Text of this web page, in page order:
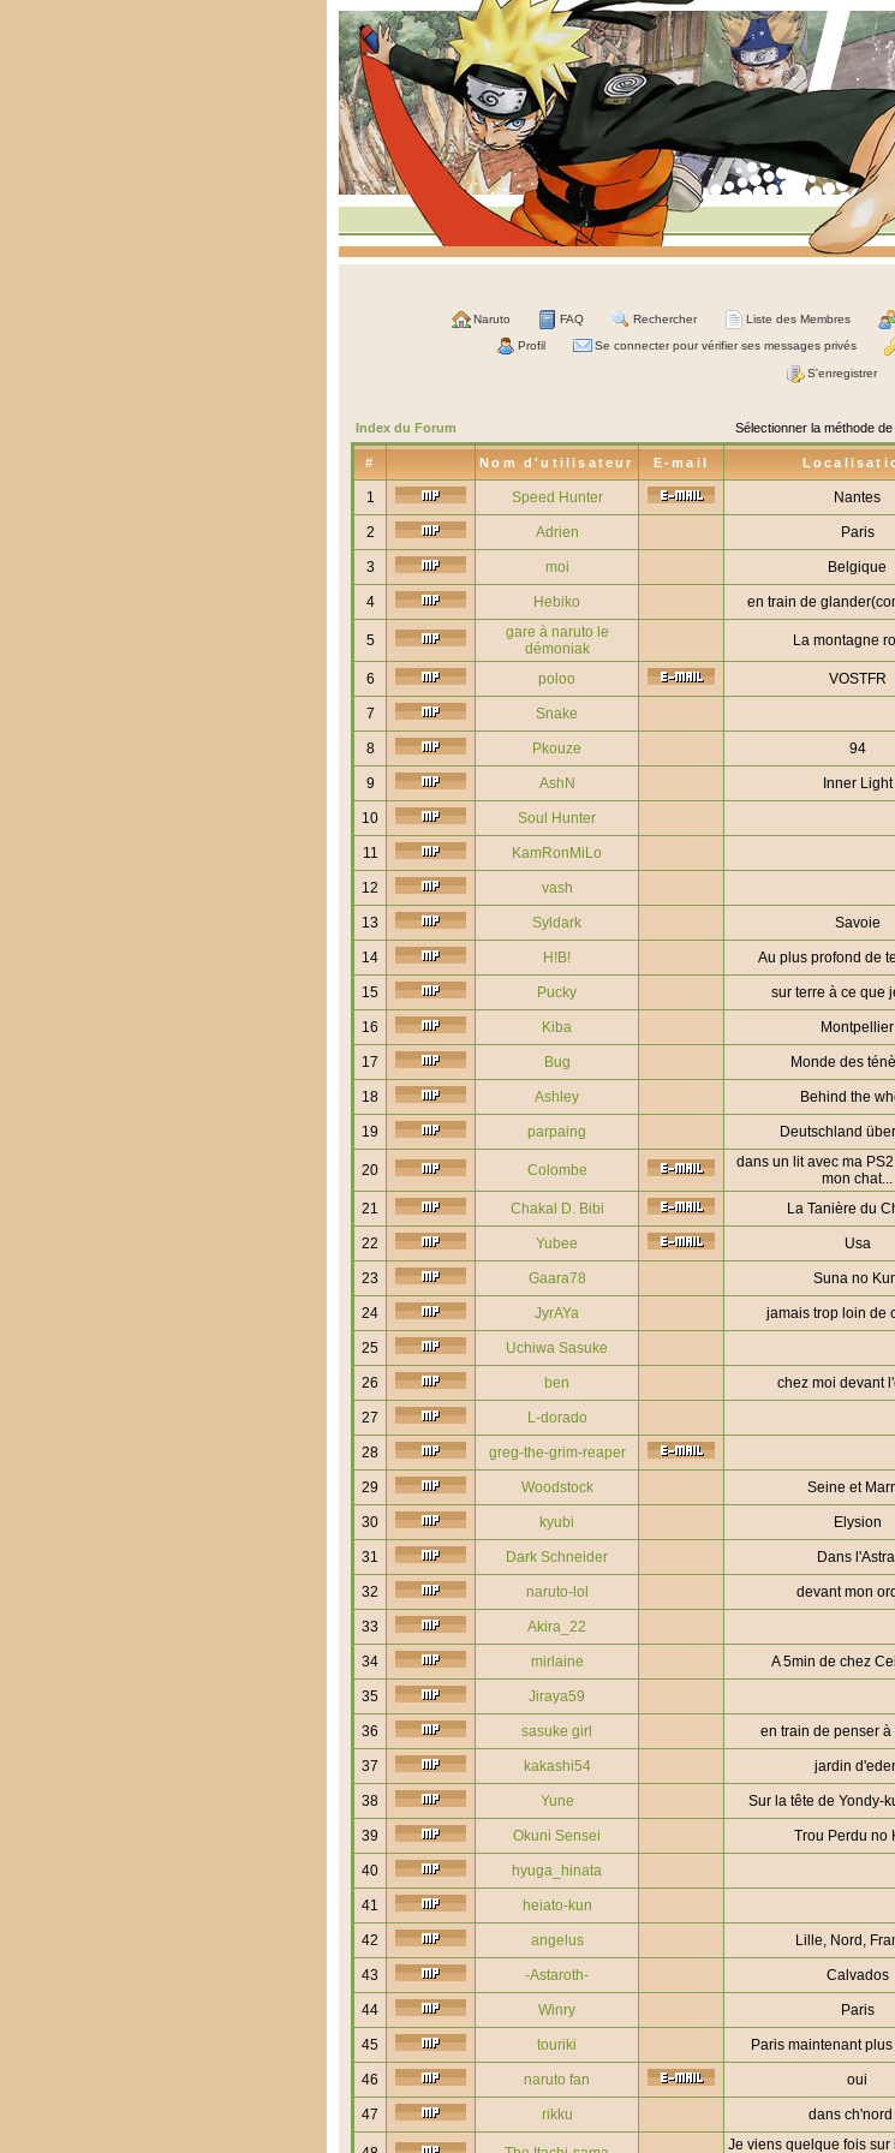
Naruto FAQ Rechercher Liste des Membres
Profil Se connecter pour vérifier ses messages privés
S'enregistrer
Index du Forum Sélectionner la méthode de
# Nom d'utilisateur E-mail
1 Speed Hunter Nantes
2 Adrien Paris
3 moi Belgique
4 Hebiko en train de
5
gare à naruto le
démoniak
La montagne
6 poloo VOSTFR
7 Snake
8 Pkouze 94
9 AshN Inner Light
10 Soul Hunter
11 KamRonMiLo
12 vash
13 Syldark Savoie
14 H!B! Au plus profond de
15 Pucky sur terre à ce que
16 Kiba Montpellier
17 Bug Monde des
18 Ashley Behind the
19 parpaing Deutschland
20 Colombe
dans un lit avec ma
mon chat...
21 Chakal D. Bibi La Tanière du
22 Yubee Usa
23 Gaara78 Suna no
24 JyrAYa jamais trop loin de
25 Uchiwa Sasuke
26 ben chez moi devant
27 L-dorado
28 greg-the-grim-reaper
29 Woodstock Seine et
30 kyubi Elysion
31 Dark Schneider Dans l'Astral
32 naruto-lol devant mon
33 Akira_22
34 mirlaine A 5min de chez
35 Jiraya59
36 sasuke girl en train de penser à
37 kakashi54 jardin
38 Yune Sur la tête de Yondy-
39 Okuni Sensei Trou Perdu no
40 hyuga_hinata
41 heiato-kun
42 angelus Lille, Nord,
43 -Astaroth- Calvados
44 Winry Paris
45 touriki Paris maintenant
46 naruto fan oui
47 rikku dans ch'nord
Je viens quelque fois sur